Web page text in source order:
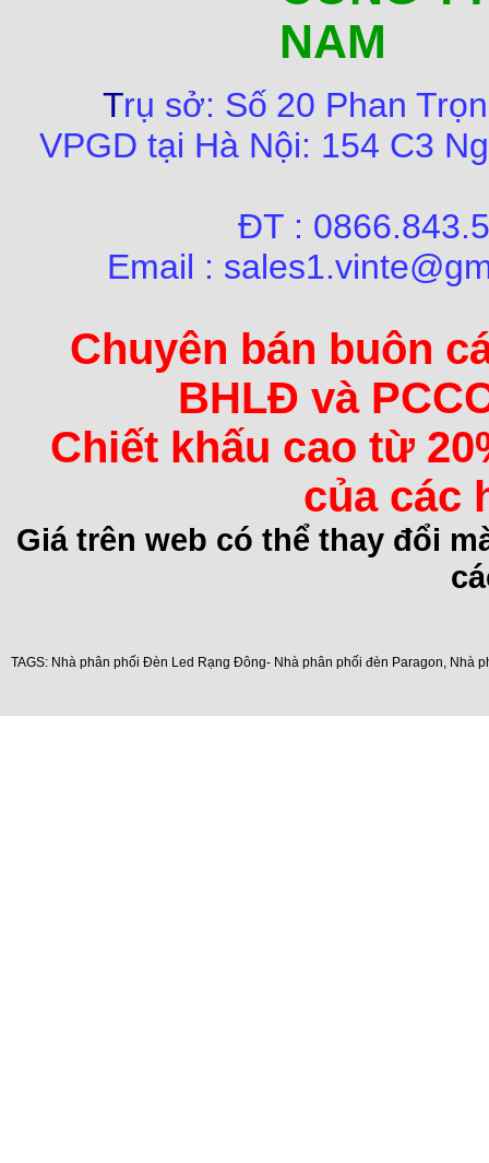
NAM
Trụ sở: Số 20 Phan
VPGD tại Hà Nội: 154 C3
ĐT :
Email :
Chuyên bán buôn
BHLĐ và
Chiết khấu cao từ
của các
Giá trên web có thể thay đổi
TAGS: Nhà phân phối Đèn Led Rạng Đông- Nhà phân phối đèn Paragon, Nhà